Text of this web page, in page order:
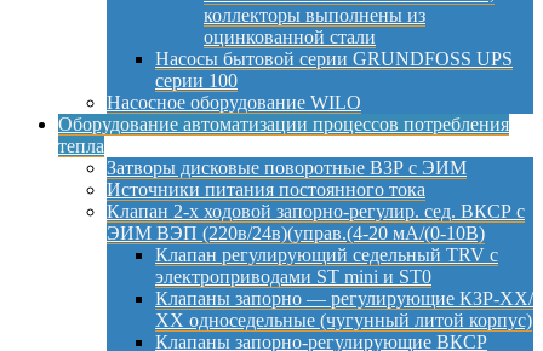
коллекторы выполнены из
оцинкованной стали
Насосы бытовой серии GRUNDFOSS UPS
серии 100
Насосное оборудование WILO
Оборудование автоматизации процессов потребления
тепла
Затворы дисковые поворотные ВЗР с ЭИМ
Источники питания постоянного тока
Клапан 2-х ходовой запорно-регулир. сед. ВКСР с
ЭИМ ВЭП (220в/24в)(управ.(4-20 мА/(0-10В)
Клапан регулирующий седельный TRV с
электроприводами ST mini и ST0
Клапаны запорно — регулирующие КЗР-ХХ/
ХХ односедельные (чугунный литой корпус)
Клапаны запорно-регулирующие ВКСР